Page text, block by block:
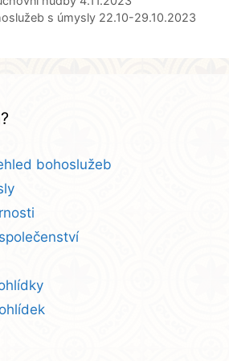
s úmysly 22.10-29.10.2023
bohoslužeb